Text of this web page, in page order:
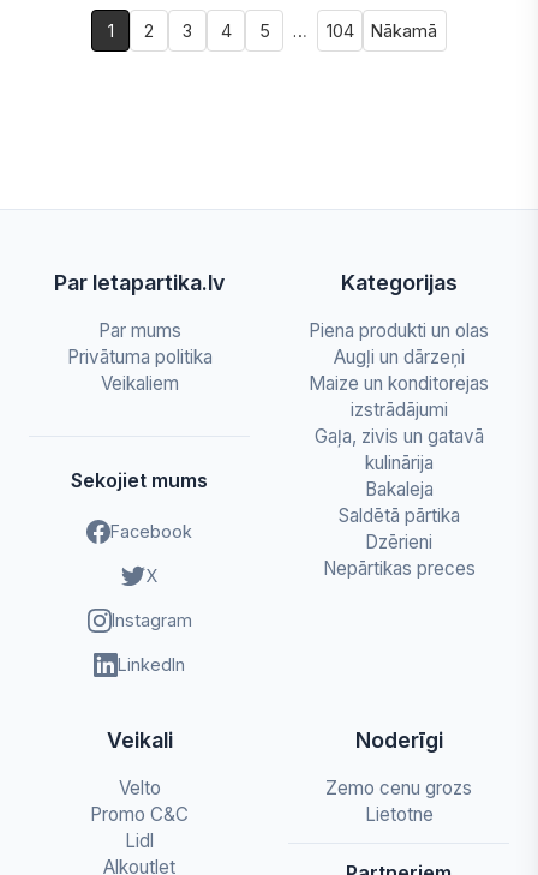
1 2 3 4 5 … 104 Nākamā
Par letapartika.lv
Par mums
Privātuma politika
Veikaliem
Sekojiet mums
Facebook
X
Instagram
LinkedIn
Kategorijas
Piena produkti un olas
Augļi un dārzeņi
Maize un konditorejas
izstrādājumi
Gaļa, zivis un gatavā
kulinārija
Bakaleja
Saldētā pārtika
Dzērieni
Nepārtikas preces
Veikali
Velto
Promo C&C
Lidl
Alkoutlet
Noderīgi
Zemo cenu grozs
Lietotne